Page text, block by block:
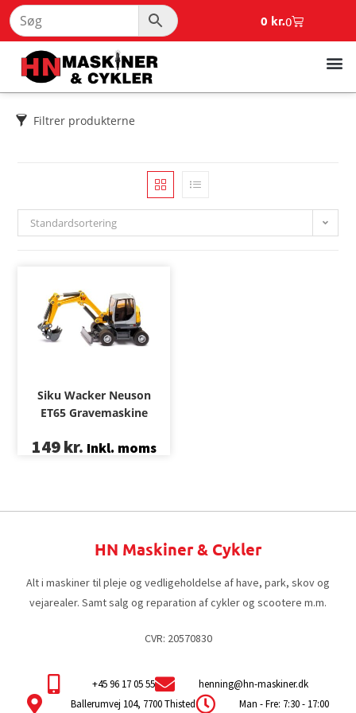
0 kr.0
Filtrer produkterne
Standardsortering
Siku Wacker Neuson
ET65 Gravemaskine
149kr. Inkl. moms
HN Maskiner & Cykler
Alt i maskiner til pleje og vedligeholdelse af have, park, skov og
vejarealer. Samt salg og reparation af cykler og scootere m.m.
CVR: 20570830
+45 96 17 05 55
henning@hn-maskiner.dk
Ballerumvej 104, 7700 Thisted
Man - Fre: 7:30 - 17:00